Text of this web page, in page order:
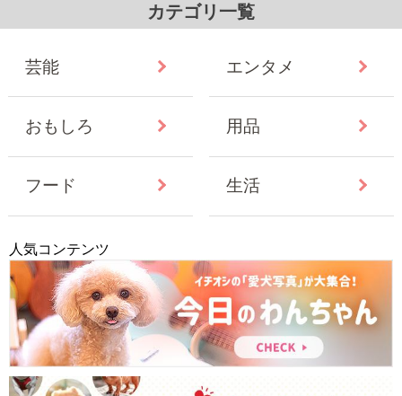
カテゴリ一覧
芸能 エンタメ
おもしろ 用品
フード 生活
人気コンテンツ